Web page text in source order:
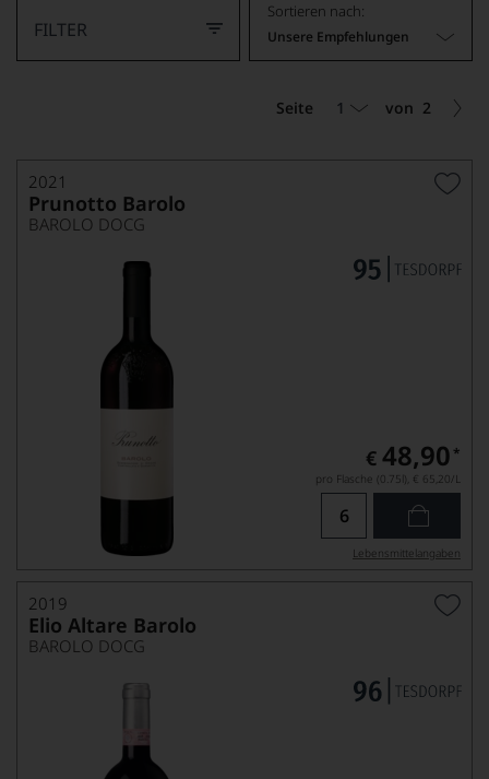
FILTER
Sortieren nach:
Unsere Empfehlungen
Seite 1 von 2
2021
Prunotto Barolo
BAROLO DOCG
€ 48,90 *
pro Flasche (0.75l), € 65,20/L
Lebensmittel­angaben
2019
Elio Altare Barolo
BAROLO DOCG